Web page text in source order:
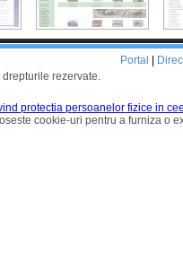
drepturile rezervate.
Portal
protectia persoanelor fizice in
cookie-uri pentru a furniza o